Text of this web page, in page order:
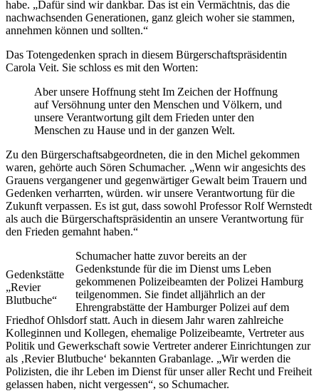
habe. „Dafür sind wir dankbar. Das ist ein Vermächtnis, das die
nachwachsenden Generationen, ganz gleich woher sie stammen,
annehmen können und sollten.“
Das Totengedenken sprach in diesem Bürgerschaftspräsidentin
Carola Veit. Sie schloss es mit den Worten:
Aber unsere Hoffnung steht Im Zeichen der Hoffnung
auf Versöhnung unter den Menschen und Völkern, und
unsere Verantwortung gilt dem Frieden unter den
Menschen zu Hause und in der ganzen Welt.
Zu den Bürgerschaftsabgeordneten, die in den Michel gekommen
waren, gehörte auch Sören Schumacher. „Wenn wir angesichts des
Grauens vergangener und gegenwärtiger Gewalt beim Trauern und
Gedenken verharrten, würden. wir unsere Verantwortung für die
Zukunft verpassen. Es ist gut, dass sowohl Professor Rolf Wernstedt
als auch die Bürgerschaftspräsidentin an unsere Verantwortung für
den Frieden gemahnt haben.“
Gedenkstätte
„Revier
Blutbuche“
Schumacher hatte zuvor bereits an der
Gedenkstunde für die im Dienst ums Leben
gekommenen Polizeibeamten der Polizei Hamburg
teilgenommen. Sie findet alljährlich an der
Ehrengrabstätte der Hamburger Polizei auf dem
Friedhof Ohlsdorf statt. Auch in diesem Jahr waren zahlreiche
Kolleginnen und Kollegen, ehemalige Polizeibeamte, Vertreter aus
Politik und Gewerkschaft sowie Vertreter anderer Einrichtungen zur
als ‚Revier Blutbuche‘ bekannten Grabanlage. „Wir werden die
Polizisten, die ihr Leben im Dienst für unser aller Recht und Freiheit
gelassen haben, nicht vergessen“, so Schumacher.